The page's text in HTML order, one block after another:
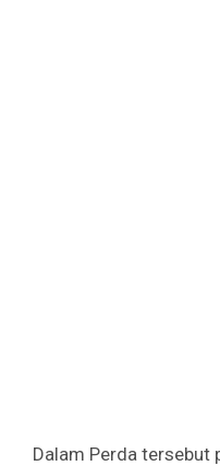
Dalam Perda tersebut